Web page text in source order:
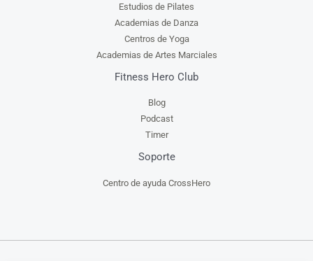
Estudios de Pilates
Academias de Danza
Centros de Yoga
Academias de Artes Marciales
Fitness Hero Club
Blog
Podcast
Timer
Soporte
Centro de ayuda CrossHero